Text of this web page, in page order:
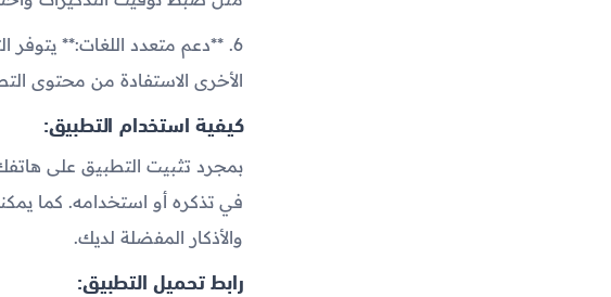
6. **دعم متعدد اللغات:**
الأخرى الاستفادة من محتوى
كيفية استخدام التطبيق:
بمجرد تثبيت التطبيق على
في تذكره أو استخدامه. كما
والأذكار المفضلة لديك.
رابط تحميل التطبيق: